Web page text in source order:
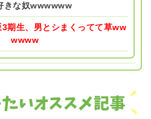
きな奴wwwwww
3期生、男とシまくってて草ww
wwww